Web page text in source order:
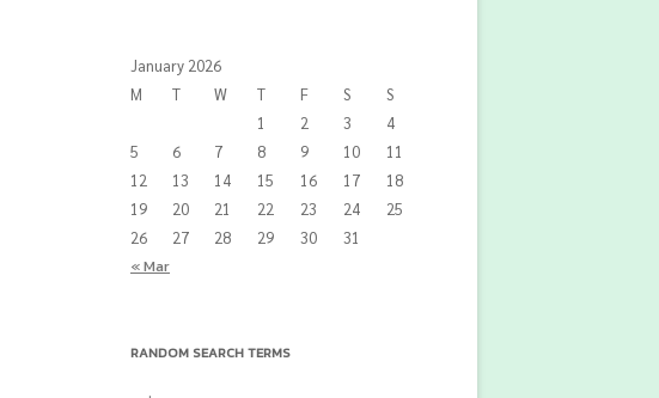
January 2026
M
T W T F S
S
1
2 3
4
5
6 7 8 9 10
11
12
13 14 15 16 17
18
19
20 21 22 23 24
25
26
27 28 29 30 31
« Mar
RANDOM SEARCH TERMS